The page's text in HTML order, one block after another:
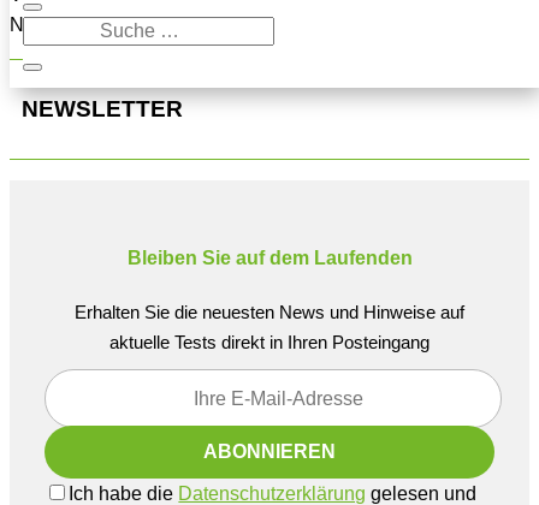
Navigation oben, um den Beitrag zu finden.
NEWSLETTER
Bleiben Sie auf dem Laufenden
Erhalten Sie die neuesten News und Hinweise auf
aktuelle Tests direkt in Ihren Posteingang
Ich habe die Datenschutzerklärung gelesen und